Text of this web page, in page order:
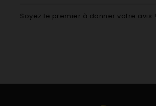
Soyez le premier à donner votre avis !